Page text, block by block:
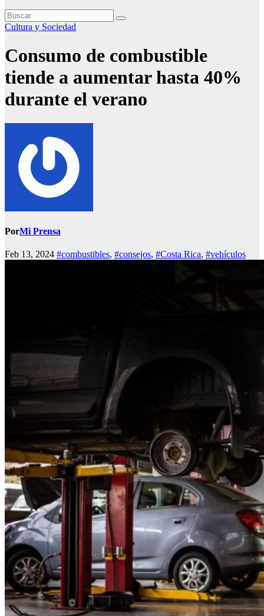
Cultura y Sociedad
Consumo de combustible
tiende a aumentar hasta 40%
durante el verano
PorMi Prensa
Feb 13, 2024 #combustibles, #consejos, #Costa Rica, #vehículos